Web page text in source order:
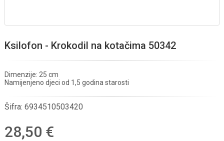
Ksilofon - Krokodil na kotačima 50342
Dimenzije: 25 cm
Namijenjeno djeci od 1,5 godina starosti
Šifra: 6934510503420
28,50 €